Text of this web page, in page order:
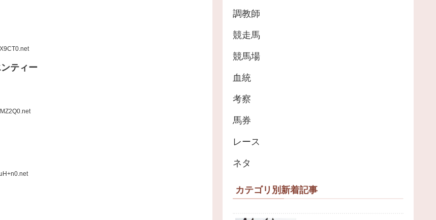
ティー
調教師
競走馬
競馬場
血統
考察
馬券
レース
ネタ
カテゴリ別新着記事